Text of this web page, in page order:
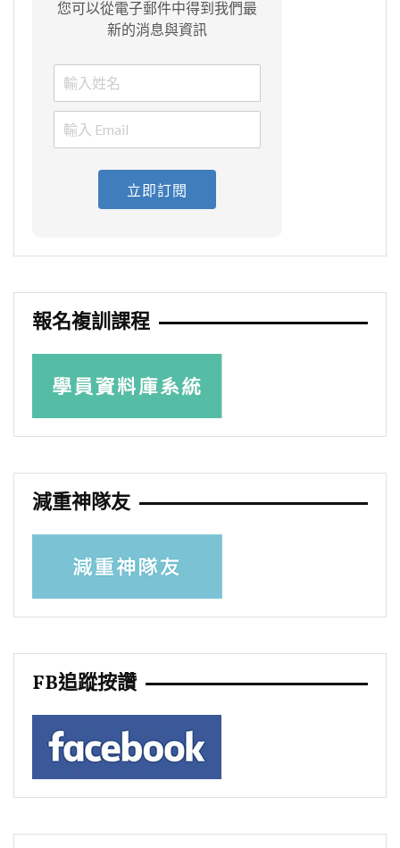
您可以從電子郵件中得到我們最
新的消息與資訊
立即訂閱
報名複訓課程
減重神隊友
FB追蹤按讚